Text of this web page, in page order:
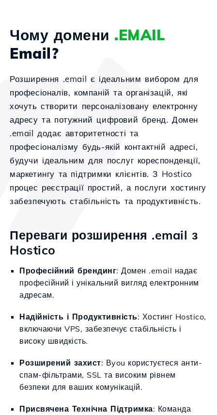
Чому домени .EMAIL
Email?
Розширення .email є ідеальним вибором для
професіоналів, компаній та організацій, які
хочуть створити персоналізовану електронну
адресу та потужний цифровий бренд. Домен
.email додає авторитетності та
професіоналізму будь-якій контактній адресі,
будучи ідеальним для послуг кореспонденції,
маркетингу та підтримки клієнтів. З Hostico
процес реєстрації простий, а послуги хостингу
забезпечують стабільність та продуктивність.
Переваги розширення .email з
Hostico
Професійний брендинг: Домен .email надає
професійний і унікальний вигляд електронним
адресам.
Надійність і Продуктивність: Хостинг Hostico,
включаючи VPS, забезпечує стабільність і
високу швидкість.
Розширений захист: Вyou користуєтеся анти-
спам-фільтрами, SSL та високим рівнем
безпеки для ваших комунікацій.
Присвячена Технічна Підтримка: Команда